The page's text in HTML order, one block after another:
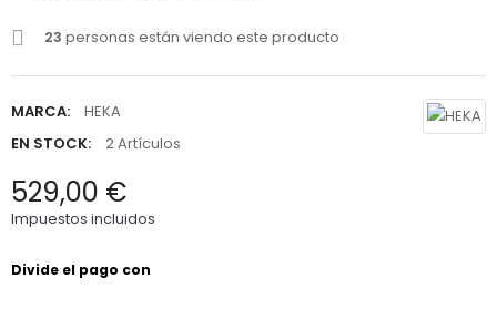
23 personas están viendo este producto
MARCA:
HEKA
EN STOCK:
2 Artículos
529,00 €
Impuestos incluidos